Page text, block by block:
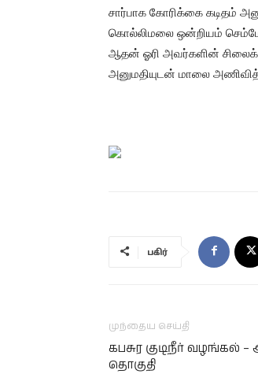
சார்பாக கோரிக்கை கடிதம்
கொல்லிமலை ஒன்றியம்
ஆதன் ஓரி அவர்களின்
அனுமதியுடன் மாலை
பகிர்
முந்தைய செய்தி
கபசுர குடிநீர் வழங்கல்
தொகுதி